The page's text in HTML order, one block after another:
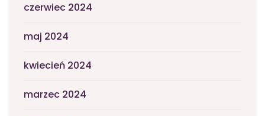
czerwiec 2024
maj 2024
kwiecień 2024
marzec 2024